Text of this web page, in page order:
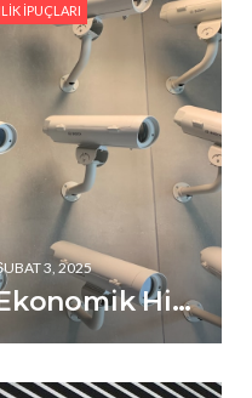
Kart Destekli IP
Aydınlatma ve PoE
ve 120dB
Destekli ve 30m IR
Sabit Lensli Geniş
Çözünürlüklü
İPUÇLARI
3, 2025
Ev Güvenliği İçin Ekonomik HiLook Çözümleri